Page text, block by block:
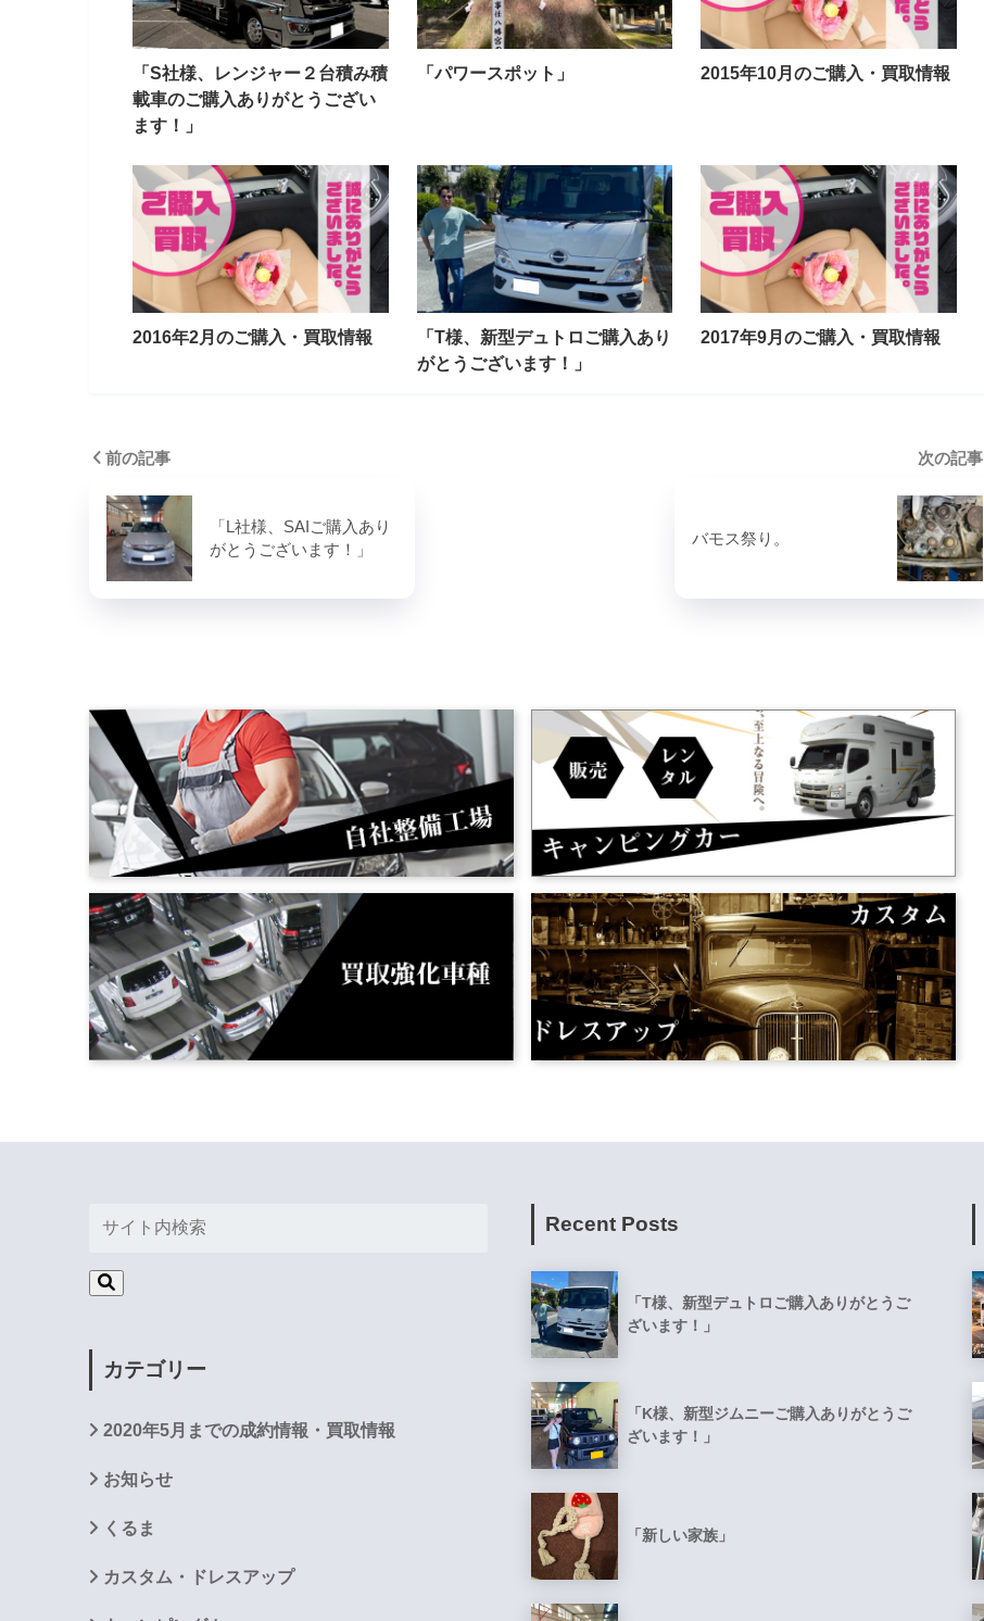
「S社様、レンジャー２台積み積
載車のご購入ありがとうござい
ます！」
「パワースポット」 2015年10月のご購入・買取情報
2016年2月のご購入・買取情報
「T様、新型デュトロご購入あり
がとうございます！」
2017年9月のご購入・買取情報
前の記事
「L社様、SAIご購入あり
がとうございます！」
次の記事
バモス祭り。
カテゴリー
2020年5月までの成約情報・買取情報
お知らせ
くるま
カスタム・ドレスアップ
Recent Posts
「T様、新型デュトロご購入ありがとうご
ざいます！」
「K様、新型ジムニーご購入ありがとうご
ざいます！」
「新しい家族」